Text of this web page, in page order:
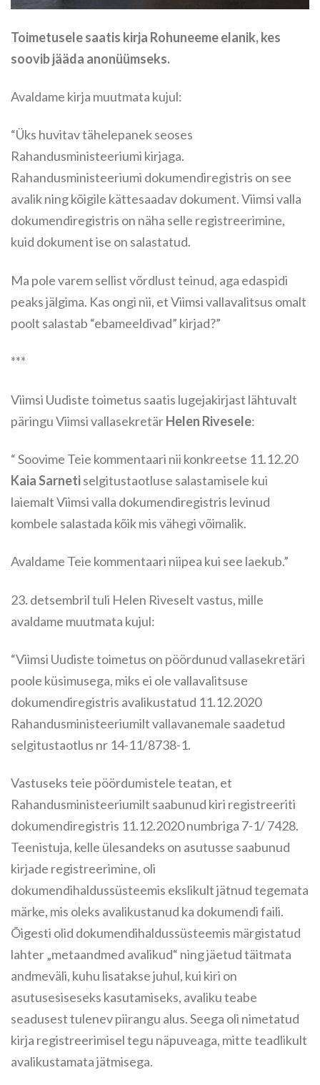
Toimetusele saatis kirja Rohuneeme elanik, kes
soovib jääda anonüümseks.
Avaldame kirja muutmata kujul:
“Üks huvitav tähelepanek seoses
Rahandusministeeriumi kirjaga.
Rahandusministeeriumi dokumendiregistris on see
avalik ning kõigile kättesaadav dokument. Viimsi valla
dokumendiregistris on näha selle registreerimine,
kuid dokument ise on salastatud.
Ma pole varem sellist võrdlust teinud, aga edaspidi
peaks jälgima. Kas ongi nii, et Viimsi vallavalitsus omalt
poolt salastab “ebameeldivad” kirjad?”
***
Viimsi Uudiste toimetus saatis lugejakirjast lähtuvalt
päringu Viimsi vallasekretärHelen Rivesele:
“ Soovime Teie kommentaari nii konkreetse 11.12.20
Kaia Sarnetiselgitustaotluse salastamisele kui
laiemalt Viimsi valla dokumendiregistris levinud
kombele salastada kõik mis vähegi võimalik.
Avaldame Teie kommentaari niipea kui see laekub.”
23. detsembril tuli Helen Riveselt vastus, mille
avaldame muutmata kujul:
“Viimsi Uudiste toimetus on pöördunud vallasekretäri
poole küsimusega, miks ei ole vallavalitsuse
dokumendiregistris avalikustatud 11.12.2020
Rahandusministeeriumilt vallavanemale saadetud
selgitustaotlus nr 14-11/8738-1.
Vastuseks teie pöördumistele teatan, et
Rahandusministeeriumilt saabunud kiri registreeriti
dokumendiregistris 11.12.2020 numbriga 7-1/ 7428.
Teenistuja, kelle ülesandeks on asutusse saabunud
kirjade registreerimine, oli
dokumendihaldussüsteemis ekslikult jätnud tegemata
märke, mis oleks avalikustanud ka dokumendi faili.
Õigesti olid dokumendihaldussüsteemis märgistatud
lahter „metaandmed avalikud“ ning jäetud täitmata
andmeväli, kuhu lisatakse juhul, kui kiri on
asutusesiseseks kasutamiseks, avaliku teabe
seadusest tulenev piirangu alus. Seega oli nimetatud
kirja registreerimisel tegu näpuveaga, mitte teadlikult
avalikustamata jätmisega.